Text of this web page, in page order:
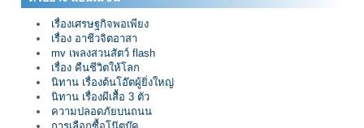
เรื่องเศรษฐกิจพอเพียง
เรื่อง อาชีวจิตอาสา
mv เพลงสวนสัตว์ flash
เรื่อง คืนชีวิตให้โลก
นิทาน เรื่องต้นโอ๊ตผู้ยิ่งใหญ่
นิทาน เรื่องผีเสื้อ 3 ตัว
ความปลอดภัยบนถนน